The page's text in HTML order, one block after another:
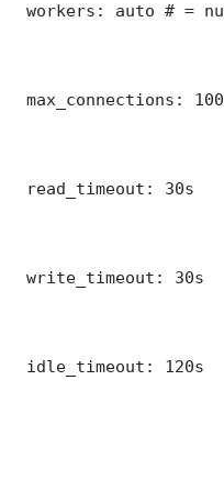
workers: auto # =
max_connections:
read_timeout: 30s
write_timeout: 30s
idle_timeout: 120s